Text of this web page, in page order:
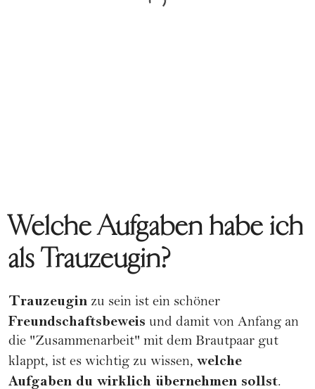
Welche Aufgaben habe ich
als Trauzeugin?
Trauzeugin zu sein ist ein schöner
Freundschaftsbeweis und damit von Anfang an
die "Zusammenarbeit" mit dem Brautpaar gut
klappt, ist es wichtig zu wissen, welche
Aufgaben du wirklich übernehmen sollst.